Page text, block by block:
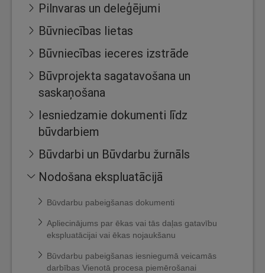
Pilnvaras un deleģējumi
Būvniecības lietas
Būvniecības ieceres izstrāde
Būvprojekta sagatavošana un
saskaņošana
Iesniedzamie dokumenti līdz
būvdarbiem
Būvdarbi un Būvdarbu žurnāls
Nodošana ekspluatācijā
Būvdarbu pabeigšanas dokumenti
Apliecinājums par ēkas vai tās daļas gatavību
ekspluatācijai vai ēkas nojaukšanu
Būvdarbu pabeigšanas iesniegumā veicamās
darbības Vienotā procesa piemērošanai